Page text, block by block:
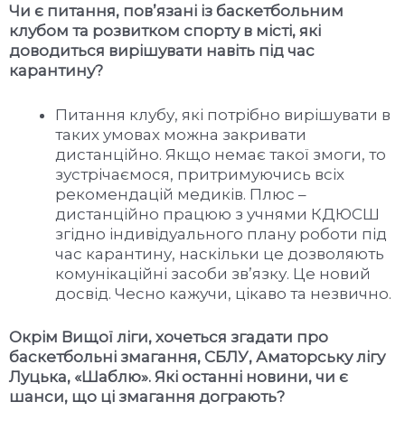
Чи є питання, пов’язані із баскетбольним
клубом та розвитком спорту в місті, які
доводиться вирішувати навіть під час
карантину?
Питання клубу, які потрібно вирішувати в
таких умовах можна закривати
дистанційно. Якщо немає такої змоги, то
зустрічаємося, притримуючись всіх
рекомендацій медиків. Плюс –
дистанційно працюю з учнями КДЮСШ
згідно індивідуального плану роботи під
час карантину, наскільки це дозволяють
комунікаційні засоби зв’язку. Це новий
досвід. Чесно кажучи, цікаво та незвично.
Окрім Вищої ліги, хочеться згадати про
баскетбольні змагання, СБЛУ, Аматорську лігу
Луцька, «Шаблю». Які останні новини, чи є
шанси, що ці змагання дограють?